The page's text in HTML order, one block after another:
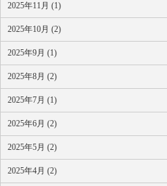
2025年11月 (1)
2025年10月 (2)
2025年9月 (1)
2025年8月 (2)
2025年7月 (1)
2025年6月 (2)
2025年5月 (2)
2025年4月 (2)